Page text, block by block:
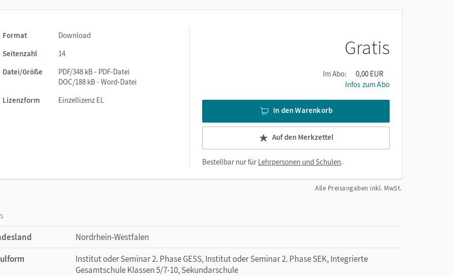
Format
Download
Seitenzahl
14
Datei/Größe
PDF/348 kB - PDF-Datei
DOC/188 kB - Word-Datei
Lizenzform
Einzellizenz EL
Gratis
Im Abo:
0,00 EUR
Infos zum Abo
In den Warenkorb
Auf den Merkzettel
Bestellbar nur fürLehrpersonen und Schulen.
Alle Preisangaben inkl. MwSt.
Nordrhein-Westfalen
Institut oder Seminar 2. Phase GESS, Institut oder Seminar 2. Phase SEK, Integrierte
Gesamtschule Klassen 5/7-10, Sekundarschule